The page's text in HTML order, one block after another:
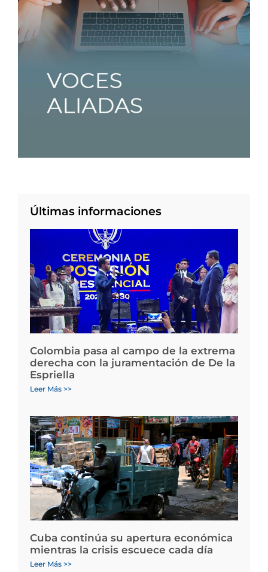
Últimas informaciones
Colombia pasa al campo de la extrema
derecha con la juramentación de De la
Espriella
Leer Más >>
Cuba continúa su apertura económica
mientras la crisis escuece cada día
Leer Más >>